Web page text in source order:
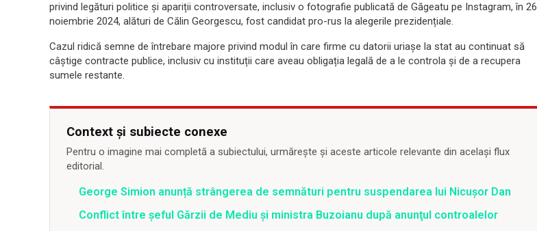
privind legături politice și apariții controversate, inclusiv o fotografie publicată de Găgeatu pe Instagram, în 26
noiembrie 2024, alături de Călin Georgescu, fost candidat pro-rus la alegerile prezidențiale.
Cazul ridică semne de întrebare majore privind modul în care firme cu datorii uriașe la stat au continuat să
câștige contracte publice, inclusiv cu instituții care aveau obligația legală de a le controla și de a recupera
sumele restante.
Context și subiecte conexe
Pentru o imagine mai completă a subiectului, urmărește și aceste articole relevante din același flux
editorial.
George Simion anunță strângerea de semnături pentru suspendarea lui Nicușor Dan
Conflict între şeful Gărzii de Mediu şi ministra Buzoianu după anunţul controalelor